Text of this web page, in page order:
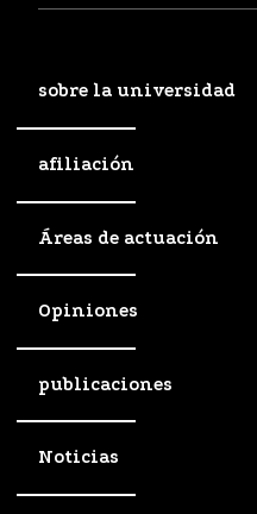
sobre la universidad
afiliación
Áreas de actuación
Opiniones
publicaciones
Noticias